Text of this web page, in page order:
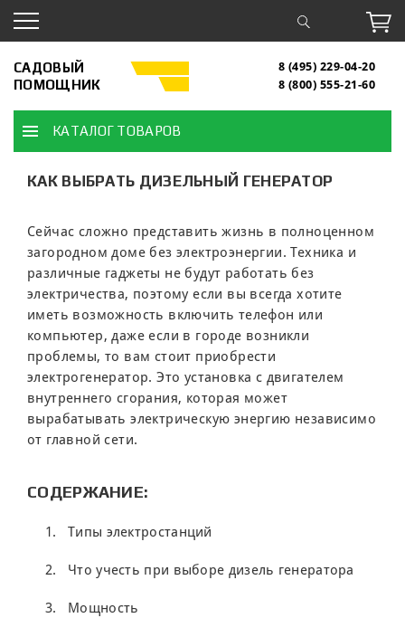
САДОВЫЙ
ПОМОЩНИК
8 (495) 229-04-20
8 (800) 555-21-60
КАТАЛОГ ТОВАРОВ
КАК ВЫБРАТЬ ДИЗЕЛЬНЫЙ ГЕНЕРАТОР
Сейчас сложно представить жизнь в полноценном
загородном доме без электроэнергии. Техника и
различные гаджеты не будут работать без
электричества, поэтому если вы всегда хотите
иметь возможность включить телефон или
компьютер, даже если в городе возникли
проблемы, то вам стоит приобрести
электрогенератор. Это установка с двигателем
внутреннего сгорания, которая может
вырабатывать электрическую энергию независимо
от главной сети.
СОДЕРЖАНИЕ:
Типы электростанций
Что учесть при выборе дизель генератора
Мощность